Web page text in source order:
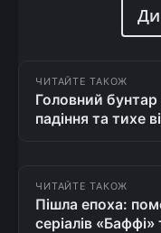
ЧИТАЙТЕ ТАКОЖ
Головний бунтар
падіння та тихе
ЧИТАЙТЕ ТАКОЖ
Пішла епоха:
серіалів